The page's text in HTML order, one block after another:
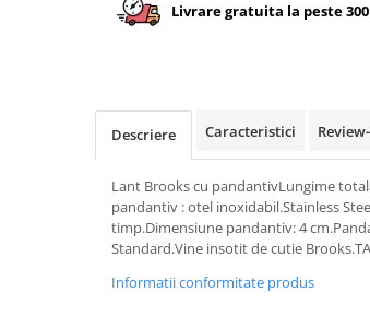
Livrare gratuita la peste 300
Descriere Caracteristici
Lant Brooks cu pandantivLungime
pandantiv : otel inoxidabil.Stainless
timp.Dimensiune pandantiv: 4
Standard.Vine insotit de cutie
Informatii conformitate produs